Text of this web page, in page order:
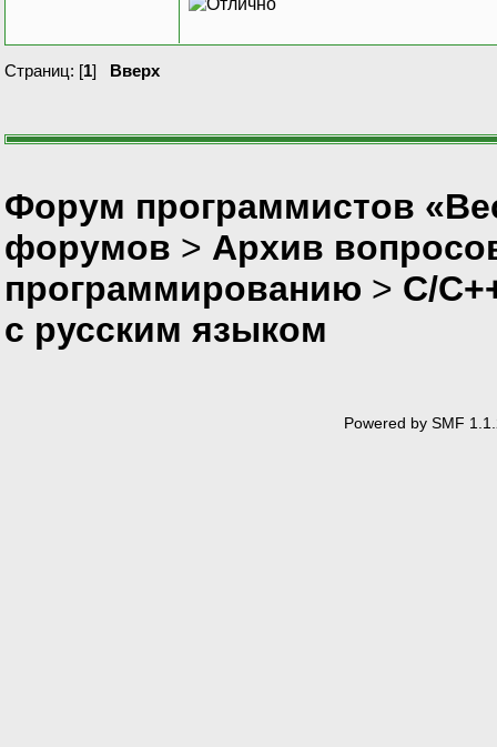
Страниц: [1] Вверх
Форум программистов
форумов > Архив
программированию > C/
с русским языком
Powered by SMF